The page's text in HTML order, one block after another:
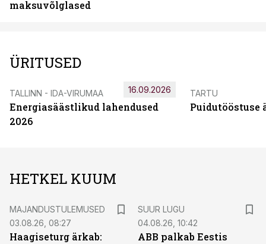
maksuvõlglased
ÜRITUSED
TALLINN - IDA-VIRUMAA
Energiasäästlikud lahendused
2026
16.09.2026 TARTU
Puidutööstuse
HETKEL KUUM
MAJANDUSTULEMUSED
03.08.26, 08:27
Haagiseturg ärkab:
SUUR LUGU
04.08.26, 10:42
ABB palkab Eestis